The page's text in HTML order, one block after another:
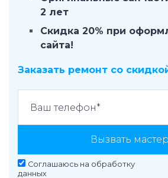
2 лет
Скидка 20% при
сайта!
Заказать ремонт со
Вызвать
Соглашаюсь на обработку
данных